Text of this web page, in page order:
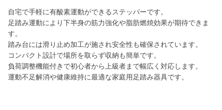
自宅で手軽に有酸素運動ができるステッパーです。
足踏み運動により下半身の筋力強化や脂肪燃焼効果が期待できま
す。
踏み台には滑り止め加工が施され安全性も確保されています。
コンパクト設計で場所を取らず収納も簡単です。
負荷調整機能付きで初心者から上級者まで幅広く対応します。
運動不足解消や健康維持に最適な家庭用足踏み器具です。